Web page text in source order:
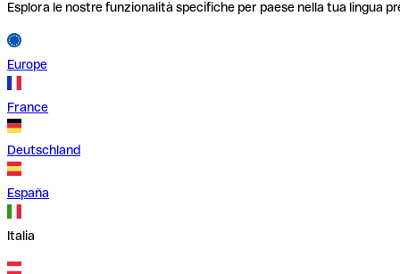
Esplora le nostre funzionalità specifiche per paese nella tua lingua
Europe
France
Deutschland
España
Italia